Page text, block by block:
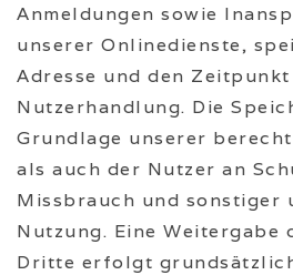
Anmeldungen sowie
unserer Onlinedienste,
Adresse und den
Nutzerhandlung. Die
Grundlage unserer
als auch der Nutzer an
Missbrauch und sonstiger
Nutzung. Eine Weitergabe
Dritte erfolgt